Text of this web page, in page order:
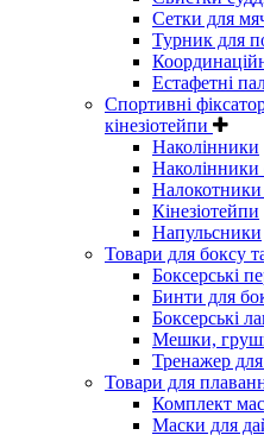
Сетки для
Турник для
Естафетні
Спортивні
кінезіотейпи
Наколінники
Наколінники
Кінезіотейпи
Напульсники
Товари для боксу
Боксерські
Бинти для
Боксерські
Мешки,
Тренажер
Товари для
Комплект
Маски для